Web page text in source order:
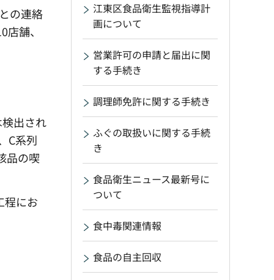
の連絡
舗、
出され
C系列
品の喫
程にお
江東区食品衛生監視指導計
画について
営業許可の申請と届出に関
する手続き
調理師免許に関する手続き
ふぐの取扱いに関する手続
き
食品衛生ニュース最新号に
ついて
食中毒関連情報
食品の自主回収